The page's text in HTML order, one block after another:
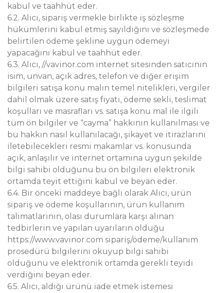
kabul ve taahhüt eder.
6.2. Alıcı, sipariş vermekle birlikte iş sözleşme
hükümlerini kabul etmiş sayıldığını ve sözleşmede
belirtilen ödeme şekline uygun ödemeyi
yapacağını kabul ve taahhüt eder.
6.3. Alıcı, //vavinor.com internet sitesinden satıcının
isim, unvan, açık adres, telefon ve diğer erişim
bilgileri satışa konu malın temel nitelikleri, vergiler
dahil olmak üzere satış fiyatı, ödeme sekli, teslimat
koşulları ve masrafları vs. satışa konu mal ile ilgili
tüm ön bilgiler ve “cayma” hakkının kullanılması ve
bu hakkın nasıl kullanılacağı, şikayet ve itirazlarını
iletebilecekleri resmi makamlar vs. konusunda
açık, anlaşılır ve internet ortamına uygun şekilde
bilgi sahibi olduğunu bu ön bilgileri elektronik
ortamda teyit ettiğini kabul ve beyan eder.
6.4. Bir önceki maddeye bağlı olarak Alıcı, ürün
sipariş ve ödeme koşullarının, ürün kullanım
talimatlarının, olası durumlara karşı alınan
tedbirlerin ve yapılan uyarıların olduğu
https://www.vavinor.com sipariş/ödeme/kullanım
prosedürü bilgilerini okuyup bilgi sahibi
olduğunu ve elektronik ortamda gerekli teyidi
verdiğini beyan eder.
6.5. Alıcı, aldığı ürünü iade etmek istemesi